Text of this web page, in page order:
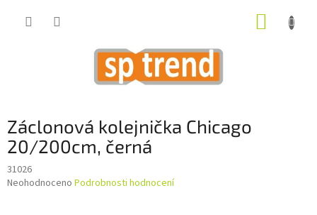
Záclonová kolejnička Chicago
20/200cm, černá
31026
Průměrné
Neohodnoceno Podrobnosti hodnocení